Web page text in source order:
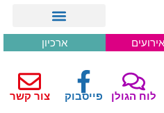
ארכיון
לוח הגולן פייסבוק צור קשר